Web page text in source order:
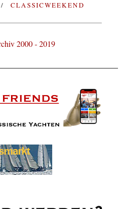
CLASSICWEEKEND
2000 - 2019